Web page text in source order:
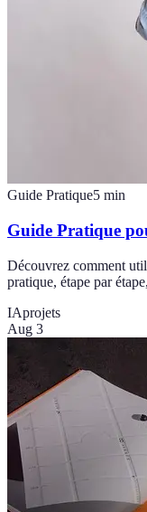
Guide Pratique5 min
Guide Pratique
Découvrez comment
pratique, étape par
IAprojets
Aug 3